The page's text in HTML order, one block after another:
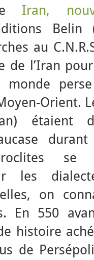
Iran,
Belin
au
de l’Iran
Orient.
étaient
se
les
on
En 550
histoire
de